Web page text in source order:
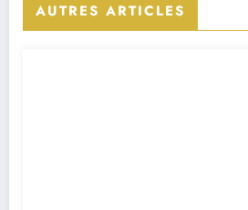
AUTRES ARTICLES